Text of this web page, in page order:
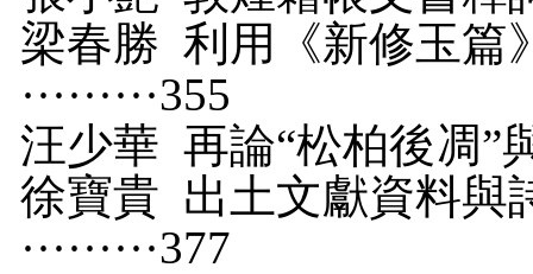
梁春勝 利用《新修玉篇
·········355
汪少華 再論“松柏後凋”與“
徐寶貴 出土文獻資料與
·········377